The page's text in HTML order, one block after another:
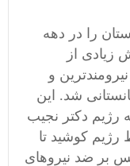
را در دهه
زیادی از
و
شد. این
رژیم دکتر نجیب
رژیم کوشید تا
بر ضد نیروهای